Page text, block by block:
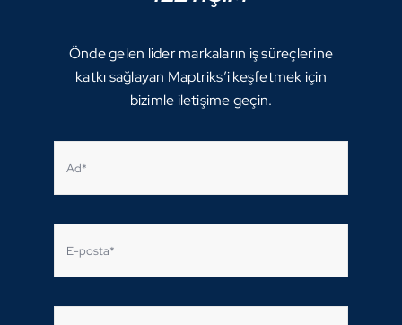
Önde gelen lider markaların iş süreçlerine
katkı sağlayan Maptriks’i keşfetmek için
bizimle iletişime geçin.